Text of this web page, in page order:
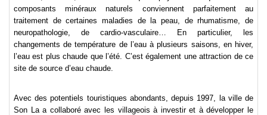
composants minéraux naturels conviennent parfaitement au
traitement de certaines maladies de la peau, de rhumatisme, de
neuropathologie, de cardio-vasculaire… En particulier, les
changements de température de l’eau à plusieurs saisons, en hiver,
l’eau est plus chaude que l’été. C’est également une attraction de ce
site de source d’eau chaude.
Avec des potentiels touristiques abondants, depuis 1997, la ville de
Son La a collaboré avec les villageois à investir et à développer le